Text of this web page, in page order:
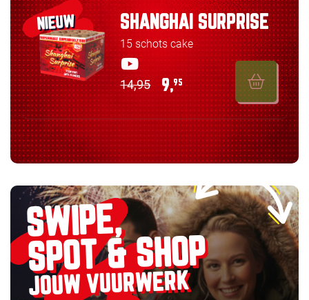
NIEUW SHANGHAI SURPRISE
15 schots cake
14,95 9,95
SWIPE,
SPOT & SHOP
JOUW VUURWERK